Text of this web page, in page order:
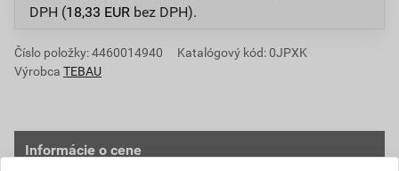
DPH (18,33 EUR bez DPH).
Číslo položky:4460014940
Katalógový kód: 0JPXK
Výrobca TEBAU
Informácie o cene